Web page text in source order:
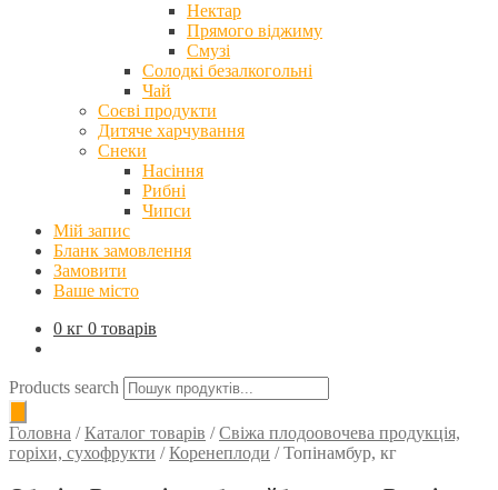
Нектар
Прямого віджиму
Смузі
Солодкі безалкогольні
Чай
Соєві продукти
Дитяче харчування
Снеки
Насіння
Рибні
Чипси
Мій запис
Бланк замовлення
Замовити
Ваше місто
0 кг 0 товарів
Products search
Головна /Каталог товарів /Свіжа плодоовочева продукція,
горіхи, сухофрукти /Коренеплоди /Топінамбур, кг